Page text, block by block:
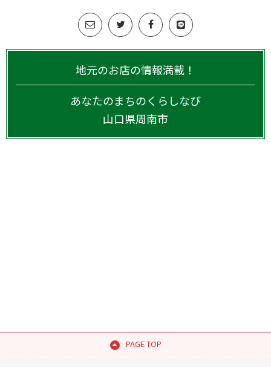
地元のお店の情報満載！
あなたのまちのくらしなび
山口県周南市
PAGE TOP